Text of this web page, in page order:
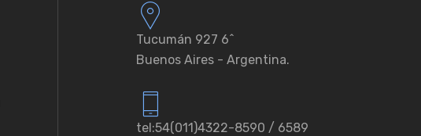
Tucumán 927 6ˆ
Buenos Aires - Argentina.
tel:54(011)4322-8590 / 6589